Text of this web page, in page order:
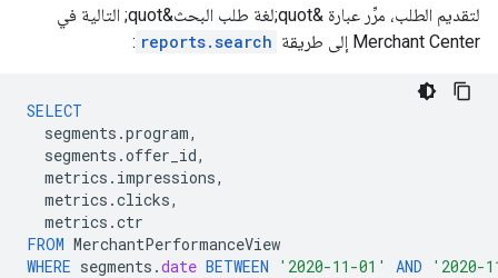
لتقديم الطلب، مرِّر عبارة &quot;لغة طلب البحث&quot; التالية في
Merchant Center إلى طريقة
reports.search
:
SELECT
segments .program,
segments .offer_id,
metrics . impressions,
metrics .clicks,
metrics .ctr
FROM MerchantPerformanceView
WHERE segments .date BETWEEN '2020-11-01' AND '2020-